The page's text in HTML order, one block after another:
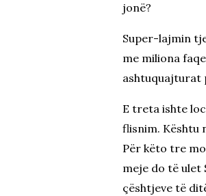
jonë?
Super-lajmin
me miliona
ashtuquajturat
E treta ishte
flisnim. Kështu
Për këto tre
meje do të ulet
çështjeve të